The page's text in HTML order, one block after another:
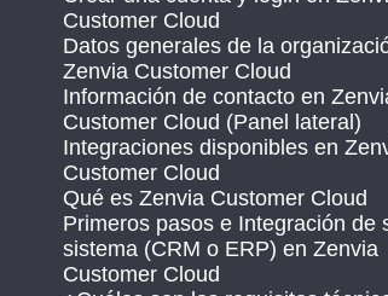
Customer Cloud
Datos generales de la
Zenvia Customer Cloud
Información de contacto en
Customer Cloud (Panel lateral)
Integraciones disponibles en
Customer Cloud
Qué es Zenvia Customer Cloud
Primeros pasos e Integración de
sistema (CRM o ERP) en Zenvia
Customer Cloud